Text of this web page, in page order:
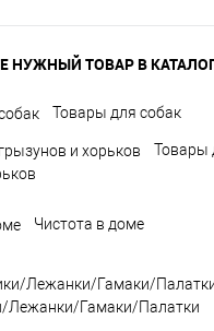
НУЖНЫЙ ТОВАР В
Товары для собак
Товары
Чистота в доме
Лежанки/Гамаки/Палатки